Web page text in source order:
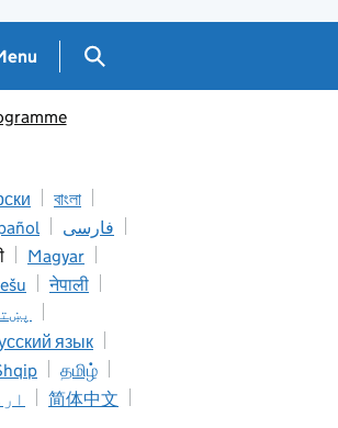
Search GOV.UK
বাংলা
فارسی
Magyar
नेपाली
язык
தமிழ்
简体中文